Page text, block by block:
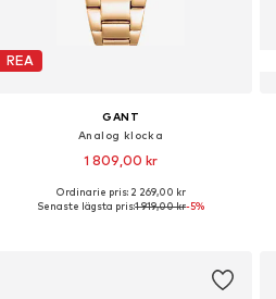
REA
GANT
Analog klocka
1 809,00 kr
Tillgängliga storlekar: One Size
Ordinarie pris: 2 269,00 kr
Senaste lägsta pris:1 919,00 kr-5%